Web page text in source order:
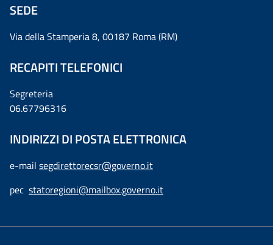
SEDE
Via della Stamperia 8, 00187 Roma (RM)
RECAPITI TELEFONICI
Segreteria
06.67796316
INDIRIZZI DI POSTA ELETTRONICA
e-mail segdirettorecsr@governo.it
pec statoregioni@mailbox.governo.it